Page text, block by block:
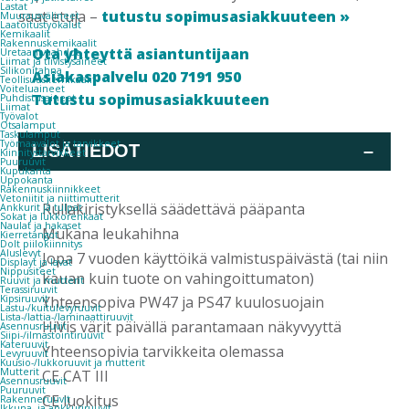
Lastat
Muurausvälineet
Laatoitustyökalut
Kemikaalit
Rakennuskemikaalit
Uretaanivaahdot
Liimat ja tiivistysaineet
Silikonitahna
Teollisuuskemikaalit
Voiteluaineet
Puhdistusaineet
Liimat
Työvalot
Otsalamput
Taskulamput
Työmaavalot ja tarvikkeet
Kiinnitys­tarvikkeet
Puuruuvit
Kupukanta
Uppokanta
Rakennuskiinnikkeet
Vetoniitit ja niittimutterit
Ankkurit ja tulpat
Sokat ja lukkorenkaat
Naulat ja hakaset
Kierretangot
Dolt piilokiinnitys
Aluslevyt
Displayt ja lavat
Nippusiteet
Ruuvit ja mutterit
Terassiruuvit
Kipsiruuvit
Lastu-/kuitulevyruuvit
Lista-/lattia-/laminaattiruuvit
Asennusruuvit
Siipi-/ilmastointiruuvit
Kateruuvit
Levyruuvit
Kuusio-/lukkoruuvit ja mutterit
Mutterit
Asennusruuvit
Puuruuvit
Rakenneruuvit
saat etuja – tutustu sopimusasiakkuuteen »
Ota yhteyttä asiantuntijaan
Asiakaspalvelu 020 7191 950
Tutustu sopimusasiakkuuteen
LISÄTIEDOT –
Rullakiristyksellä säädettävä pääpanta
Mukana leukahihna
Jopa 7 vuoden käyttöikä valmistuspäivästä (tai niin
kauan kuin tuote on vahingoittumaton)
Yhteensopiva PW47 ja PS47 kuulosuojain
HiVis värit päivällä parantamaan näkyvyyttä
Yhteensopivia tarvikkeita olemassa
CE CAT III
CE luokitus